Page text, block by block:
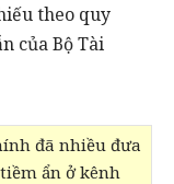
theo quy
của Bộ Tài
đã nhiều đưa
ẩn ở kênh